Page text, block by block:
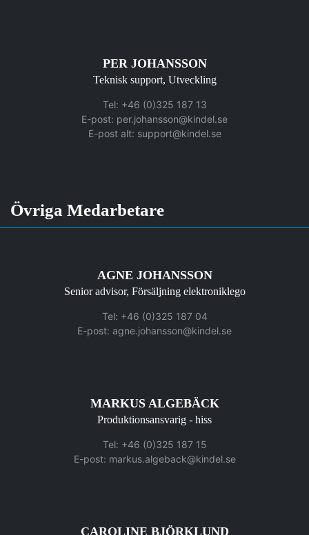
PER JOHANSSON
Teknisk support, Utveckling
Tel: +46 (0)325 187 13
E-post: per.johansson@kindel.se
E-post alt: support@kindel.se
Övriga Medarbetare
AGNE JOHANSSON
Senior advisor, Försäljning elektroniklego
Tel: +46 (0)325 187 04
E-post: agne.johansson@kindel.se
MARKUS ALGEBÄCK
Produktionsansvarig - hiss
Tel: +46 (0)325 187 15
E-post: markus.algeback@kindel.se
CAROLINE BJÖRKLUND